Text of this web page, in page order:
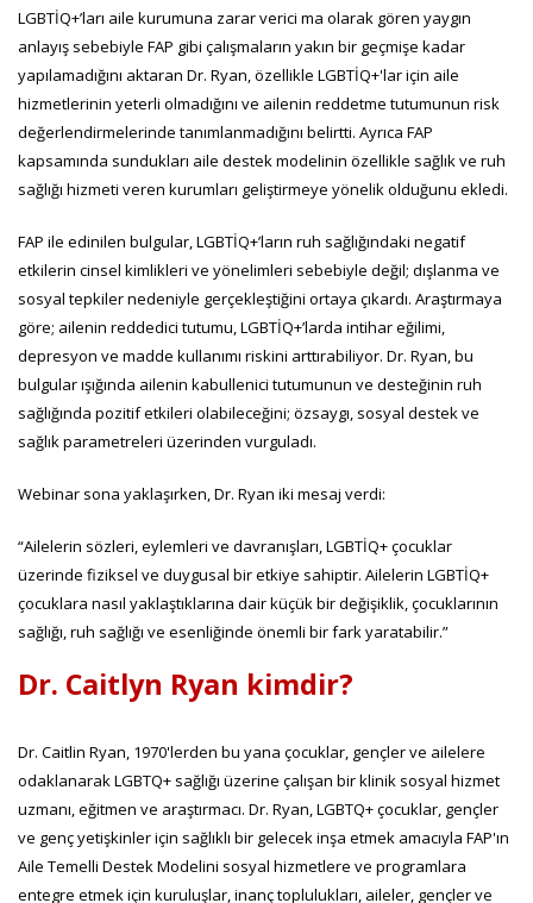
LGBTİQ+’ları aile kurumuna zarar verici ma olarak gören yaygın
anlayış sebebiyle FAP gibi çalışmaların yakın bir geçmişe kadar
yapılamadığını aktaran Dr. Ryan, özellikle LGBTİQ+'lar için aile
hizmetlerinin yeterli olmadığını ve ailenin reddetme tutumunun risk
değerlendirmelerinde tanımlanmadığını belirtti. Ayrıca FAP
kapsamında sundukları aile destek modelinin özellikle sağlık ve ruh
sağlığı hizmeti veren kurumları geliştirmeye yönelik olduğunu ekledi.
FAP ile edinilen bulgular, LGBTİQ+’ların ruh sağlığındaki negatif
etkilerin cinsel kimlikleri ve yönelimleri sebebiyle değil; dışlanma ve
sosyal tepkiler nedeniyle gerçekleştiğini ortaya çıkardı. Araştırmaya
göre; ailenin reddedici tutumu, LGBTİQ+’larda intihar eğilimi,
depresyon ve madde kullanımı riskini arttırabiliyor. Dr. Ryan, bu
bulgular ışığında ailenin kabullenici tutumunun ve desteğinin ruh
sağlığında pozitif etkileri olabileceğini; özsaygı, sosyal destek ve
sağlık parametreleri üzerinden vurguladı.
Webinar sona yaklaşırken, Dr. Ryan iki mesaj verdi:
“Ailelerin sözleri, eylemleri ve davranışları, LGBTİQ+ çocuklar
üzerinde fiziksel ve duygusal bir etkiye sahiptir. Ailelerin LGBTİQ+
çocuklara nasıl yaklaştıklarına dair küçük bir değişiklik, çocuklarının
sağlığı, ruh sağlığı ve esenliğinde önemli bir fark yaratabilir.”
Dr. Caitlyn Ryan kimdir?
Dr. Caitlin Ryan, 1970'lerden bu yana çocuklar, gençler ve ailelere
odaklanarak LGBTQ+ sağlığı üzerine çalışan bir klinik sosyal hizmet
uzmanı, eğitmen ve araştırmacı. Dr. Ryan, LGBTQ+ çocuklar, gençler
ve genç yetişkinler için sağlıklı bir gelecek inşa etmek amacıyla FAP'ın
Aile Temelli Destek Modelini sosyal hizmetlere ve programlara
entegre etmek için kuruluşlar, inanç toplulukları, aileler, gençler ve